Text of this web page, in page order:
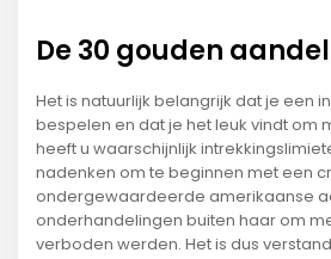
De 30 gouden
Het is natuurlijk belangrijk dat je een
bespelen en dat je het leuk vindt om
heeft u waarschijnlijk
nadenken om te beginnen met een
ondergewaardeerde amerikaanse
onderhandelingen buiten haar om
verboden werden. Het is dus